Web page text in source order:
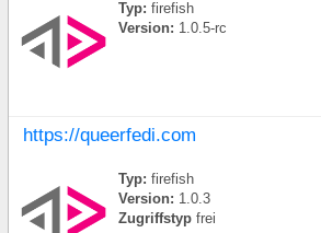
Typ: firefish
Version: 1.0.5-rc
https://queerfedi.com
Typ: firefish
Version: 1.0.3
Zugriffstyp frei